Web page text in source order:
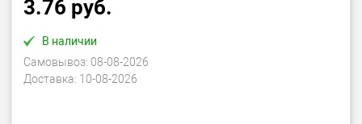
3.76 руб.
В наличии
Самовывоз: 08-08-2026
Доставка: 10-08-2026